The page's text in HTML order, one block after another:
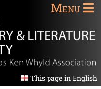
Menu
This page in English